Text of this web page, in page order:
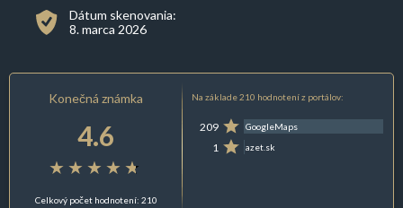
Dátum skenovania:
8. marca 2026
Konečná známka
4.6
Celkový počet hodnotení: 210
Na základe 210 hodnotení z portálov:
209 GoogleMaps
1 azet.sk